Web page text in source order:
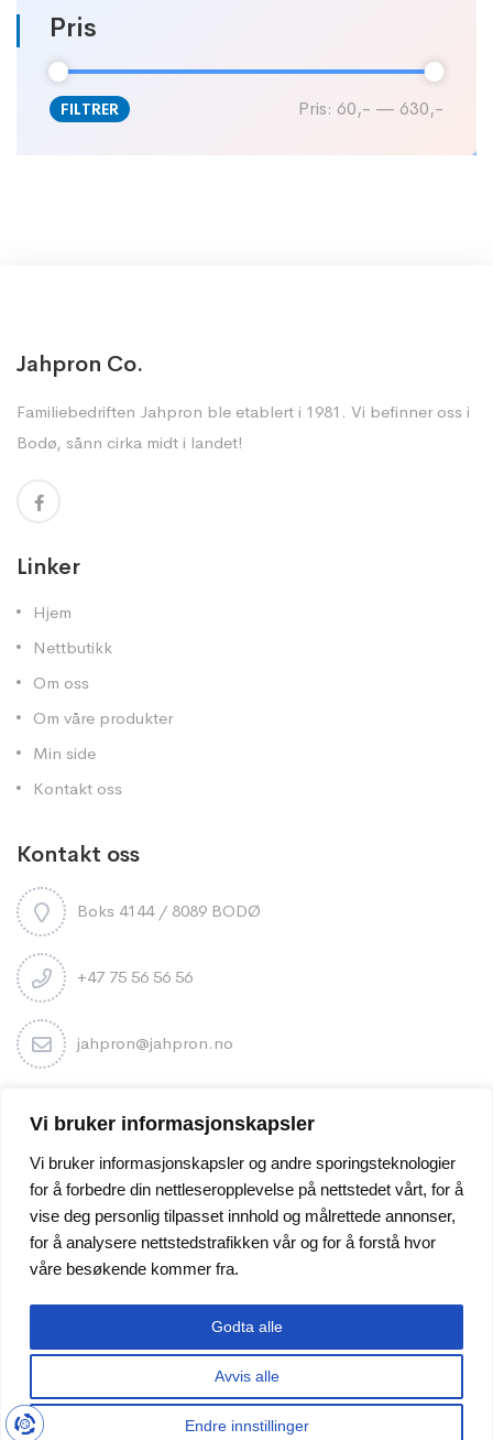
Vi bruker informasjonskapsler
Vi bruker informasjonskapsler og andre sporingsteknologier
for å forbedre din nettleseropplevelse på nettstedet vårt, for å
vise deg personlig tilpasset innhold og målrettede annonser,
for å analysere nettstedstrafikken vår og for å forstå hvor
våre besøkende kommer fra.
Godta alle
Avvis alle
Endre innstillinger
Pris
FILTRER Pris: 60,- — 630,-
Jahpron Co.
Familiebedriften Jahpron ble etablert i 1981. Vi befinner oss i
Bodø, sånn cirka midt i landet!
Linker
Hjem
Nettbutikk
Om oss
Om våre produkter
Min side
Kontakt oss
Kontakt oss
Boks 4144 / 8089 BODØ
+47 75 56 56 56
jahpron@jahpron.no
Nyhetsbrev
© Jahpron Co. – All rights reserved | Nettsiden er levert av
Cateno AS